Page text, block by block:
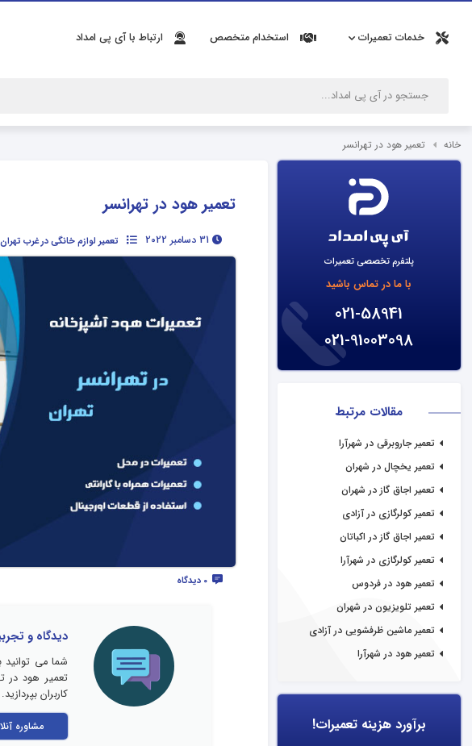
خدمات تعمیرات استخدام متخصص ارتباط با آی پی امداد
خانه تعمیر هود در تهرانسر
پلتفرم تخصصی تعمیرات
با ما در تماس باشید
021-58941
021-91003098
مقالات مرتبط
تعمیر جاروبرقی در شهرآرا
تعمیر یخچال در شهران
تعمیر اجاق گاز در شهران
تعمیر کولرگازی در آزادی
تعمیر اجاق گاز در اکباتان
تعمیر کولرگازی در شهرآرا
تعمیر هود در فردوس
تعمیر تلویزیون در شهران
تعمیر ماشین ظرفشویی در آزادی
تعمیر هود در شهرآرا
برآورد هزینه تعمیرات!
تعمیر هود در تهرانسر
تعمیر لوازم خانگی در غرب تهران
0 دیدگاه
دیدگاه و
شما می توانید
تعمیر هود در
کاربران بپردازید.
مشاوره